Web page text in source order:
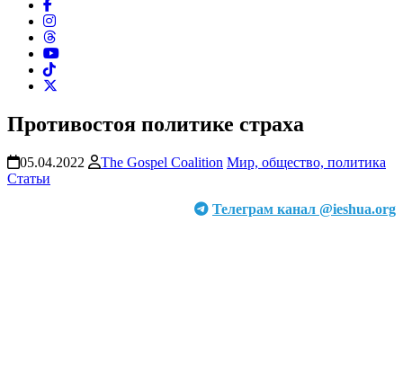
Противостоя политике страха
05.04.2022 The Gospel Coalition Мир, общество, политика
Статьи
Телеграм канал @ieshua.org